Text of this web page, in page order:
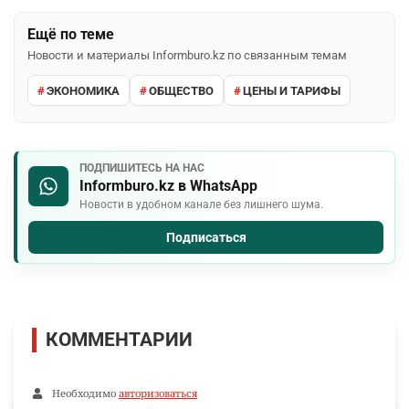
Ещё по теме
Новости и материалы Informburo.kz по связанным темам
ЭКОНОМИКА ОБЩЕСТВО ЦЕНЫ И ТАРИФЫ
ПОДПИШИТЕСЬ НА НАС
Informburo.kz в WhatsApp
Новости в удобном канале без лишнего шума.
Подписаться
КОММЕНТАРИИ
Необходимо авторизоваться